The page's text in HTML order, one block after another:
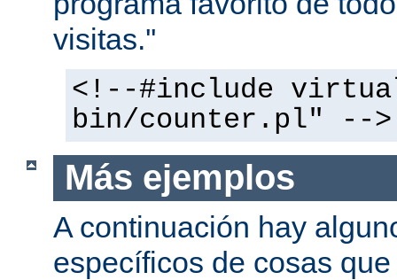
visitas.''
<!--#include
bin/counter.pl" -->
Más ejemplos
A continuación hay
específicos de cosas